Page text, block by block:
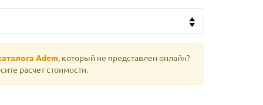
Adem, который не представлен онлайн?
расчет стоимости.